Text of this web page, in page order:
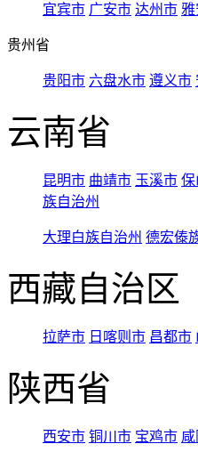
宜宾市 广安市 达州市
贵州省
贵阳市 六盘水市 遵义市
云南省
昆明市 曲靖市 玉溪市 保
族自治州
大理白族自治州 德宏傣
西藏自治区
拉萨市 日喀则市 昌都市
陕西省
西安市 铜川市 宝鸡市